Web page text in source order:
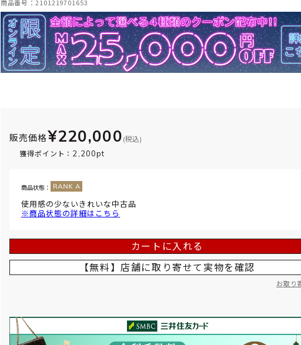
商品番号：2101219701653
販売価格¥220,000 (税込)
獲得ポイント： 2,200pt
商品状態：
使用感の少ないきれいな中古品
※商品状態の詳細はこちら
カートに入れる
【無料】店舗に取り寄せて 実物を確認
お取り